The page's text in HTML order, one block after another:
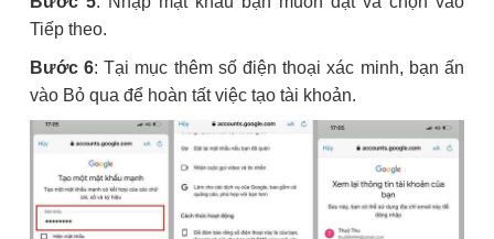
Tiếp theo.
Bước 6: Tại mục thêm số điện thoại xác minh, bạn ấn
vào Bỏ qua để hoàn tất việc tạo tài khoản.